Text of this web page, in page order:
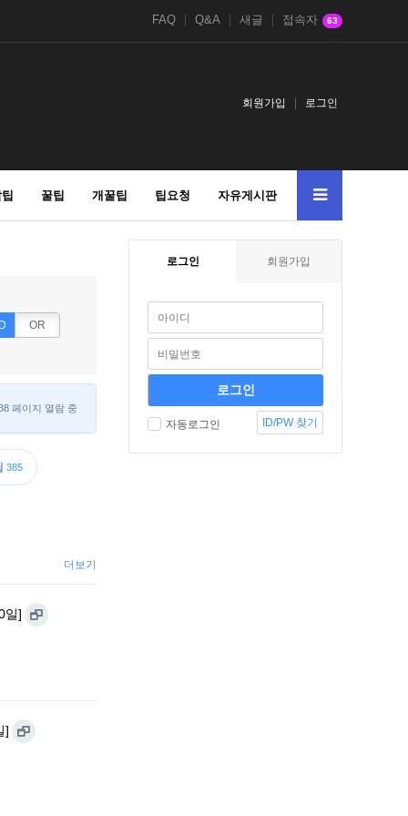
FAQ Q&A 새글 접속자 63
회원가입 로그인
꿀팁 개꿀팁 팁요청 자유게시판
OR
페이지 열람 중
385
더보기
일]
]
로그인 회원가입
자동로그인 ID/PW 찾기